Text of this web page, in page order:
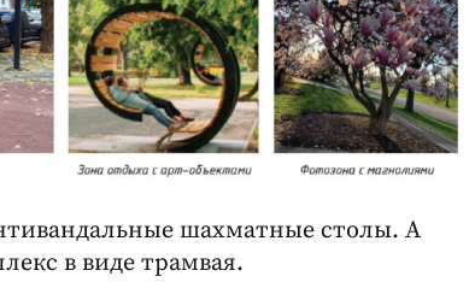
шахматные столы. А
в виде трамвая.